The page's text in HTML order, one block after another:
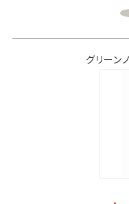
グリー